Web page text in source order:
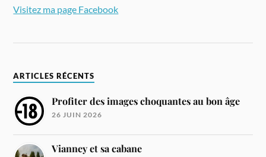
Visitez ma page Facebook
ARTICLES RÉCENTS
Profiter des images choquantes au bon âge
26 JUIN 2026
Vianney et sa cabane